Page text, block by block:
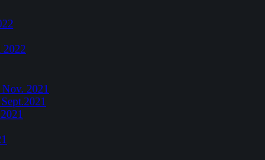
2022
2021